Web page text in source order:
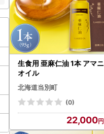
生食用 亜麻仁油 1本 アマニ
オイル
北海道当別町
(0)
22,000